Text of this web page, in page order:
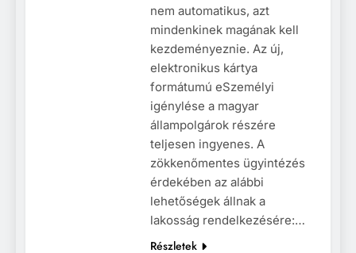
nem automatikus, azt
mindenkinek magának kell
kezdeményeznie. Az új,
elektronikus kártya
formátumú eSzemélyi
igénylése a magyar
állampolgárok részére
teljesen ingyenes. A
zökkenőmentes ügyintézés
érdekében az alábbi
lehetőségek állnak a
lakosság rendelkezésére:…
Részletek